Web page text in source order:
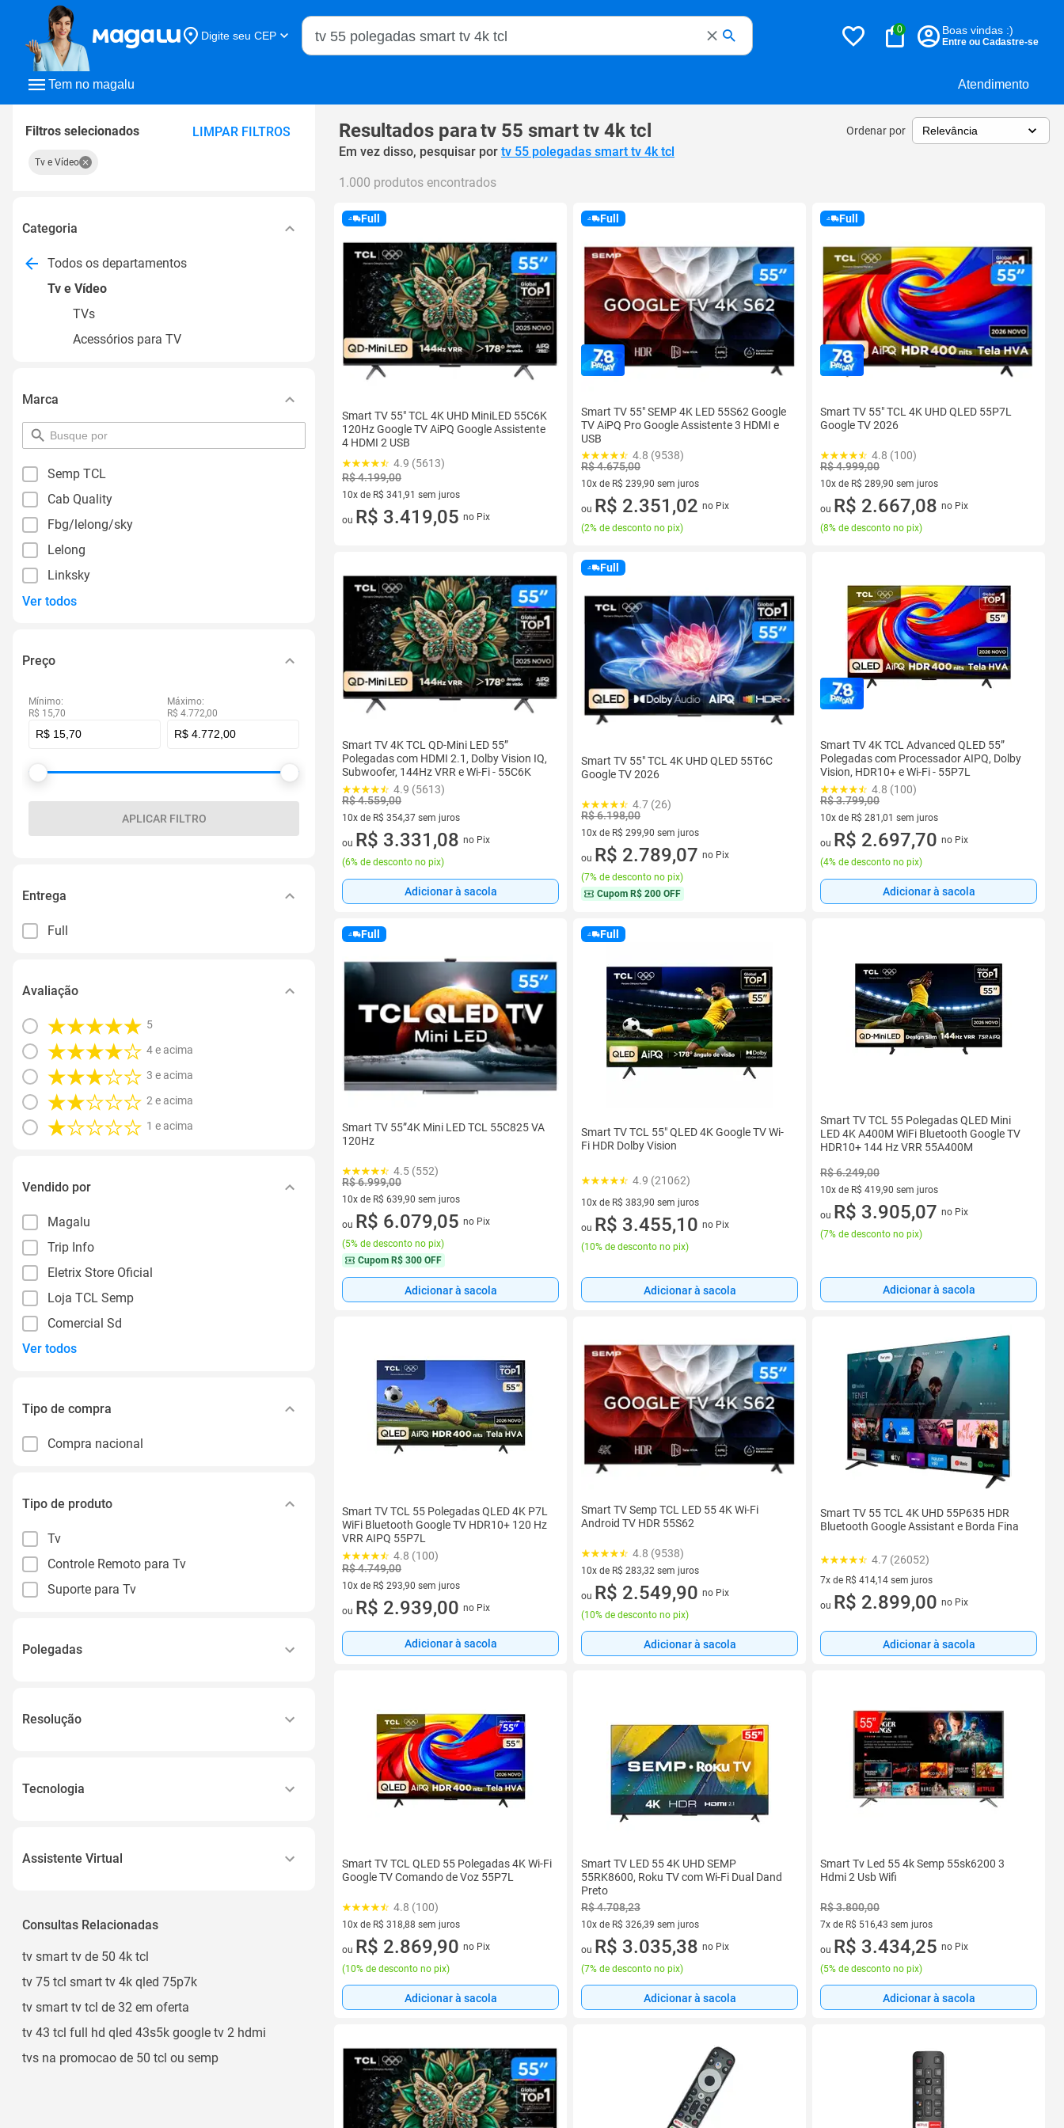
Tem no magalu Atendimento
Digite seu CEP
Buscar no Magalu
0 Boas vindas :)
Entre ou Cadastre-se
Filtros selecionados LIMPAR FILTROS
Tv e Vídeo
Categoria
Todos os departamentos
Tv e Vídeo
TVs
Acessórios para TV
Marca
pesquisar
por
Semp TCL
Cab Quality
Fbg/lelong/sky
Lelong
Linksky
Ver todos
Preço
Mínimo:
R$ 15,70
Máximo:
R$ 4.772,00
APLICAR FILTRO
Entrega
Full
Avaliação
5
4 e acima
3 e acima
2 e acima
1 e acima
Vendido por
Magalu
Trip Info
Eletrix Store Oficial
Loja TCL Semp
Comercial Sd
Ver todos
Tipo de compra
Compra nacional
Tipo de produto
Tv
Controle Remoto para Tv
Suporte para Tv
Polegadas
Resolução
Tecnologia
Assistente Virtual
Consultas Relacionadas
tv smart tv de 50 4k tcl
tv 75 tcl smart tv 4k qled 75p7k
tv smart tv tcl de 32 em oferta
tv 43 tcl full hd qled 43s5k google tv 2 hdmi
tvs na promocao de 50 tcl ou semp
Resultados paratv 55 smart tv 4k tcl Ordenar por
Em vez disso, pesquisar por tv 55 polegadas smart tv 4k tcl
1.000 produtos encontrados
Full
Smart TV 55" TCL 4K UHD MiniLED 55C6K
120Hz Google TV AiPQ Google Assistente
4 HDMI 2 USB
4.9 (5613)
R$ 4.199,00
10x de R$ 341,91 sem juros
10 vez de R$ 341,91 sem juros
ou R$ 3.419,05 no Pix
Full
Smart TV 55" SEMP 4K LED 55S62 Google
TV AiPQ Pro Google Assistente 3 HDMI e
USB
4.8 (9538)
R$ 4.675,00
10x de R$ 239,90 sem juros
10 vez de R$ 239,90 sem juros
ou R$ 2.351,02 no Pix
(2% de desconto no pix)
Full
Smart TV 55" TCL 4K UHD QLED 55P7L
Google TV 2026
4.8 (100)
R$ 4.999,00
10x de R$ 289,90 sem juros
10 vez de R$ 289,90 sem juros
ou R$ 2.667,08 no Pix
(8% de desconto no pix)
Smart TV 4K TCL QD-Mini LED 55”
Polegadas com HDMI 2.1, Dolby Vision IQ,
Subwoofer, 144Hz VRR e Wi-Fi - 55C6K
4.9 (5613)
R$ 4.559,00
10x de R$ 354,37 sem juros
10 vez de R$ 354,37 sem juros
ou R$ 3.331,08 no Pix
(6% de desconto no pix)
Adicionar à sacola
Full
Smart TV 55" TCL 4K UHD QLED 55T6C
Google TV 2026
4.7 (26)
R$ 6.198,00
10x de R$ 299,90 sem juros
10 vez de R$ 299,90 sem juros
ou R$ 2.789,07 no Pix
(7% de desconto no pix)
Cupom R$ 200 OFF
Smart TV 4K TCL Advanced QLED 55”
Polegadas com Processador AIPQ, Dolby
Vision, HDR10+ e Wi-Fi - 55P7L
4.8 (100)
R$ 3.799,00
10x de R$ 281,01 sem juros
10 vez de R$ 281,01 sem juros
ou R$ 2.697,70 no Pix
(4% de desconto no pix)
Adicionar à sacola
Full
Smart TV 55”4K Mini LED TCL 55C825 VA
120Hz
4.5 (552)
R$ 6.999,00
10x de R$ 639,90 sem juros
10 vez de R$ 639,90 sem juros
ou R$ 6.079,05 no Pix
(5% de desconto no pix)
Cupom R$ 300 OFF
Adicionar à sacola
Full
Smart TV TCL 55" QLED 4K Google TV Wi-
Fi HDR Dolby Vision
4.9 (21062)
10x de R$ 383,90 sem juros
10 vez de R$ 383,90 sem juros
ou R$ 3.455,10 no Pix
(10% de desconto no pix)
Adicionar à sacola
Smart TV TCL 55 Polegadas QLED Mini
LED 4K A400M WiFi Bluetooth Google TV
HDR10+ 144 Hz VRR 55A400M
R$ 6.249,00
10x de R$ 419,90 sem juros
10 vez de R$ 419,90 sem juros
ou R$ 3.905,07 no Pix
(7% de desconto no pix)
Adicionar à sacola
Smart TV TCL 55 Polegadas QLED 4K P7L
WiFi Bluetooth Google TV HDR10+ 120 Hz
VRR AIPQ 55P7L
4.8 (100)
R$ 4.749,00
10x de R$ 293,90 sem juros
10 vez de R$ 293,90 sem juros
ou R$ 2.939,00 no Pix
Adicionar à sacola
Smart TV Semp TCL LED 55 4K Wi-Fi
Android TV HDR 55S62
4.8 (9538)
10x de R$ 283,32 sem juros
10 vez de R$ 283,32 sem juros
ou R$ 2.549,90 no Pix
(10% de desconto no pix)
Adicionar à sacola
Smart TV 55 TCL 4K UHD 55P635 HDR
Bluetooth Google Assistant e Borda Fina
4.7 (26052)
7x de R$ 414,14 sem juros
7 vez de R$ 414,14 sem juros
ou R$ 2.899,00 no Pix
Adicionar à sacola
Smart TV TCL QLED 55 Polegadas 4K Wi-Fi
Google TV Comando de Voz 55P7L
4.8 (100)
10x de R$ 318,88 sem juros
10 vez de R$ 318,88 sem juros
ou R$ 2.869,90 no Pix
(10% de desconto no pix)
Adicionar à sacola
Smart TV LED 55 4K UHD SEMP
55RK8600, Roku TV com Wi-Fi Dual Dand
Preto
R$ 4.708,23
10x de R$ 326,39 sem juros
10 vez de R$ 326,39 sem juros
ou R$ 3.035,38 no Pix
(7% de desconto no pix)
Adicionar à sacola
Smart Tv Led 55 4k Semp 55sk6200 3
Hdmi 2 Usb Wifi
R$ 3.800,00
7x de R$ 516,43 sem juros
7 vez de R$ 516,43 sem juros
ou R$ 3.434,25 no Pix
(5% de desconto no pix)
Adicionar à sacola